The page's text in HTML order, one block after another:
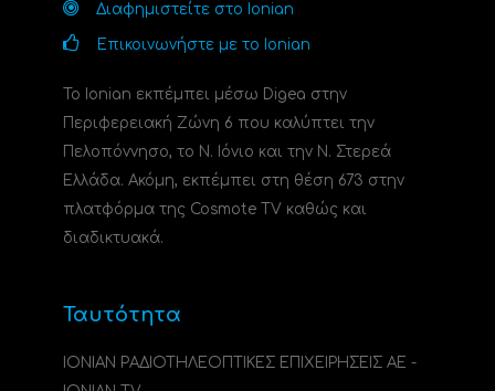
Διαφημιστείτε στο Ionian
Επικοινωνήστε με το Ionian
Το Ionian εκπέμπει μέσω Digea στην
Περιφερειακή Ζώνη 6 που καλύπτει την
Πελοπόννησο, το N. Ιόνιο και την Ν. Στερεά
Ελλάδα. Ακόμη, εκπέμπει στη θέση 673 στην
πλατφόρμα της Cosmote TV καθώς και
διαδικτυακά.
Ταυτότητα
ΙΟΝΙΑΝ ΡΑΔΙΟΤΗΛΕΟΠΤΙΚΕΣ ΕΠΙΧΕΙΡΗΣΕΙΣ ΑΕ -